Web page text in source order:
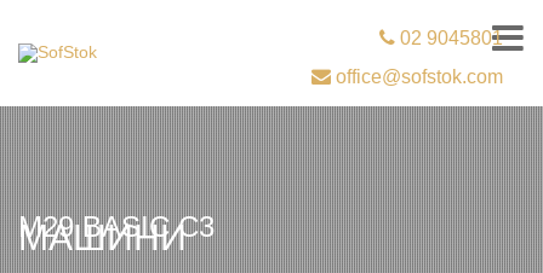
02 9045801
office@sofstok.com
МАШИНИ
M29 BASIC C3